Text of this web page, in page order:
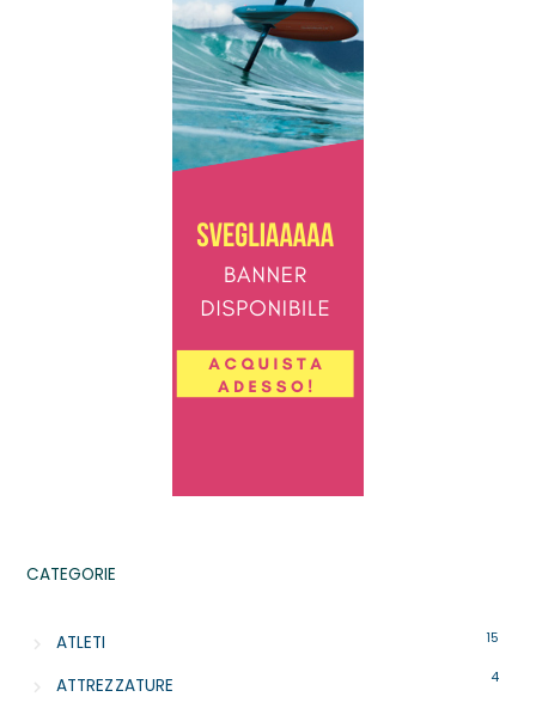
CATEGORIE
ATLETI 15
ATTREZZATURE 4